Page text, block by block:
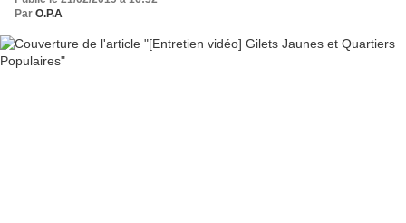
Par O.P.A